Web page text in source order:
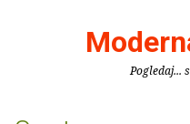
Pogledaj...